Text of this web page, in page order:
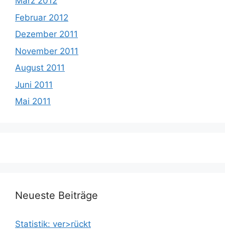
Februar 2012
Dezember 2011
November 2011
August 2011
Juni 2011
Mai 2011
Neueste Beiträge
Statistik: ver>rückt